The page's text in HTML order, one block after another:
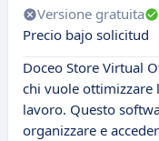
Versione gratuita
Precio bajo solicitud
Doceo Store Virtual
chi vuole ottimizzare
lavoro. Questo
organizzare e